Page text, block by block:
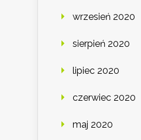
wrzesień 2020
sierpień 2020
lipiec 2020
czerwiec 2020
maj 2020